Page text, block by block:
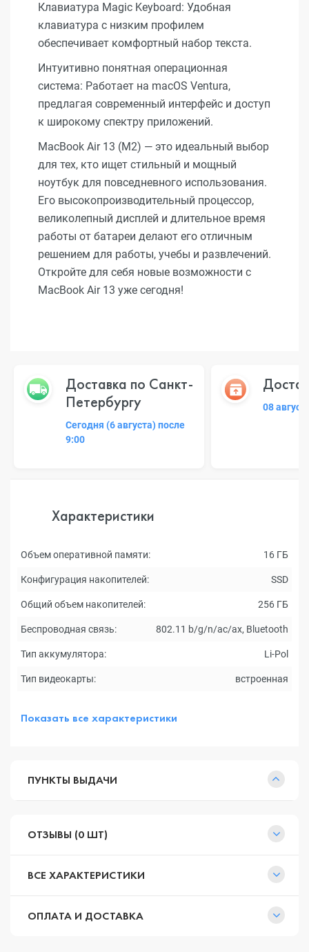
Клавиатура Magic Keyboard: Удобная
клавиатура с низким профилем
обеспечивает комфортный набор текста.
Интуитивно понятная операционная
система: Работает на macOS Ventura,
предлагая современный интерфейс и доступ
к широкому спектру приложений.
MacBook Air 13 (M2) — это идеальный выбор
для тех, кто ищет стильный и мощный
ноутбук для повседневного использования.
Его высокопроизводительный процессор,
великолепный дисплей и длительное время
работы от батареи делают его отличным
решением для работы, учебы и развлечений.
Откройте для себя новые возможности с
MacBook Air 13 уже сегодня!
Доставка по Санкт-
Петербургу
Сегодня (6 августа) после
9:00
08
Характеристики
Объем оперативной памяти: 16 ГБ
Конфигурация накопителей: SSD
Общий объем накопителей: 256 ГБ
Беспроводная связь: 802.11 b/g/n/ac/ax, Bluetooth
Тип аккумулятора: Li-Pol
Тип видеокарты: встроенная
Показать все характеристики
ПУНКТЫ ВЫДАЧИ
ОТЗЫВЫ (0 ШТ)
ВСЕ ХАРАКТЕРИСТИКИ
ОПЛАТА И ДОСТАВКА